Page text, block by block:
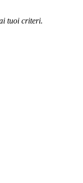
tuoi criteri.